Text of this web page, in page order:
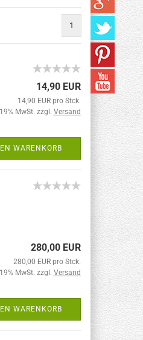
1
14,90 EUR
14,90 EUR pro Stck.
MwSt. zzgl. Versand
WARENKORB
280,00 EUR
280,00 EUR pro Stck.
MwSt. zzgl. Versand
WARENKORB